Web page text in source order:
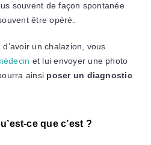
souvent de façon spontanée
être opéré.
un chalazion, vous
et lui envoyer une photo
ainsi poser un diagnostic
ce que c’est ?